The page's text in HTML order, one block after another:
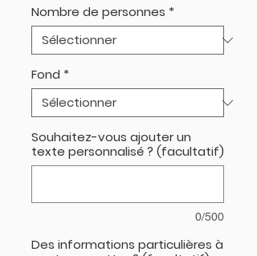
Nombre de personnes *
Fond *
Souhaitez-vous ajouter un
texte personnalisé ? (facultatif)
0/500
Des informations particulières à